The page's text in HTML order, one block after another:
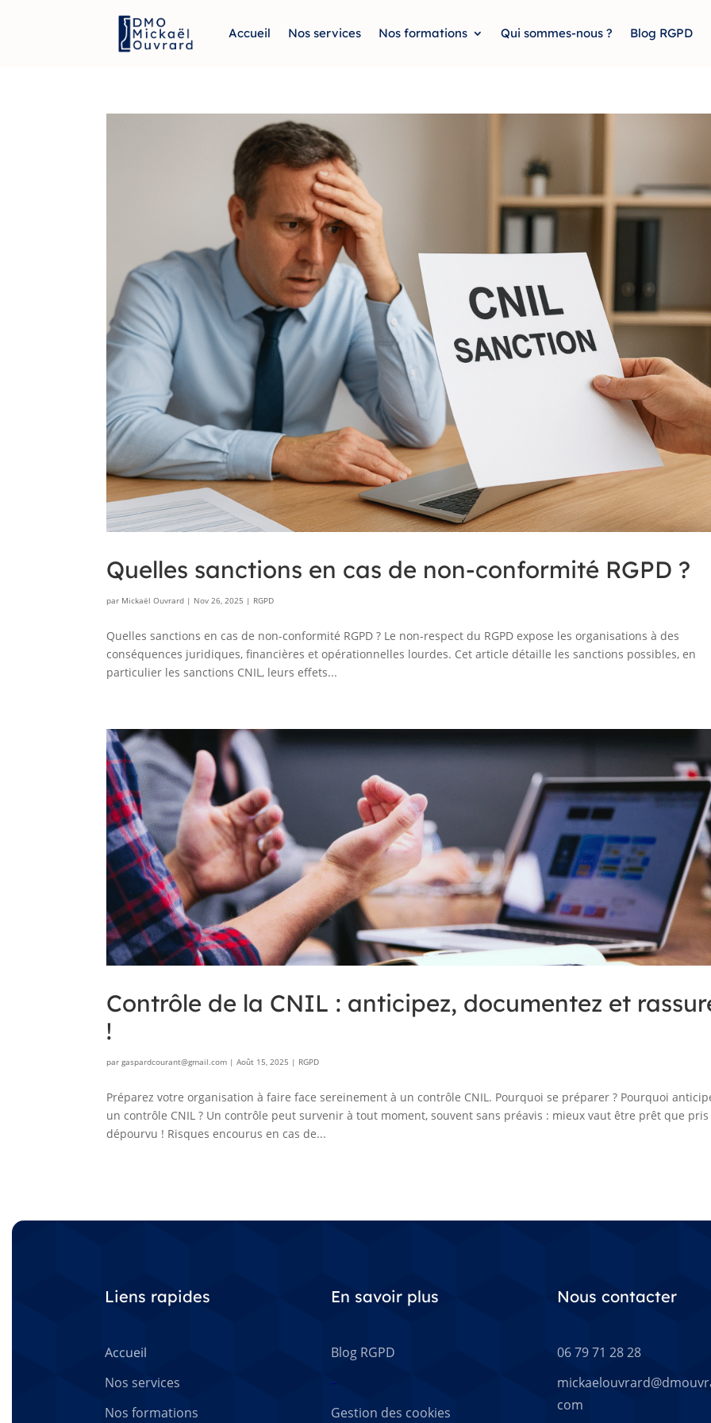
Accueil Nos services Nos formations Qui sommes-nous ? Blog RGPD
Quelles sanctions en cas de non-conformité RGPD ?
par Mickaël Ouvrard | Nov 26, 2025 | RGPD
Quelles sanctions en cas de non-conformité RGPD ? Le non‑respect du RGPD expose les organisations à des
conséquences juridiques, financières et opérationnelles lourdes. Cet article détaille les sanctions possibles, en
particulier les sanctions CNIL, leurs effets...
Contrôle de la CNIL : anticipez, documentez et
!
pargaspardcourant@gmail.com |Août 15, 2025 | RGPD
Préparez votre organisation à faire face sereinement à un contrôle CNIL. Pourquoi se préparer ? Pourquoi
un contrôle CNIL ? Un contrôle peut survenir à tout moment, souvent sans préavis : mieux vaut être prêt que
dépourvu ! Risques encourus en cas de...
Liens rapides
Accueil
Nos services
Nos formations
En savoir plus
Blog RGPD
–
Gestion des cookies
Nous contacter
06 79 71 28 28
com